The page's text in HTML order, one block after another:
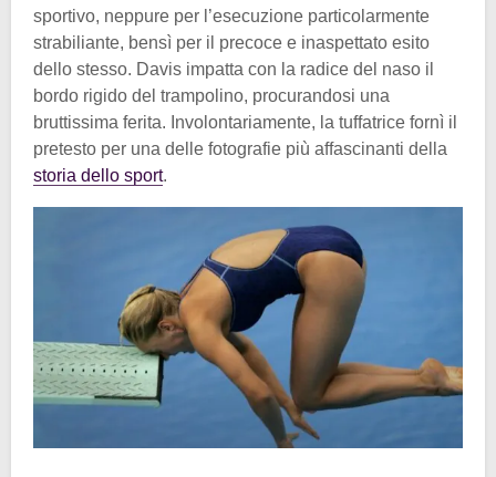
sportivo, neppure per l’esecuzione particolarmente
strabiliante, bensì per il precoce e inaspettato esito
dello stesso. Davis impatta con la radice del naso il
bordo rigido del trampolino, procurandosi una
bruttissima ferita. Involontariamente, la tuffatrice fornì il
pretesto per una delle fotografie più affascinanti della
storia dello sport.